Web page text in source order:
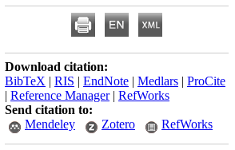
Download citation:
BibTeX | RIS | EndNote | Medlars | ProCite
| Reference Manager| RefWorks
Send citation to:
Mendeley
Zotero RefWorks